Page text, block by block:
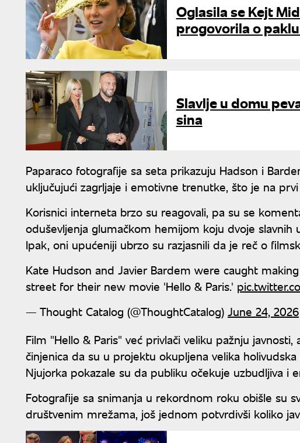
Oglasila se Kejt
progovorila o
Slavlje u domu
sina
Paparaco fotografije sa seta prikazuju Hadson i
uključujući zagrljaje i emotivne trenutke, što je na
Korisnici interneta brzo su reagovali, pa su se
oduševljenja glumačkom hemijom koju dvoje
Ipak, oni upućeniji ubrzo su razjasnili da je reč o
Kate Hudson and Javier Bardem were caught
street for their new movie 'Hello & Paris.'
— Thought Catalog (@ThoughtCatalog) June 24, 2026
Film "Hello & Paris" već privlači veliku pažnju
činjenica da su u projektu okupljena velika
Njujorka pokazale su da publiku očekuje uzbudljiva i
Fotografije sa snimanja u rekordnom roku obišle su
društvenim mrežama, još jednom potvrdivši koliko